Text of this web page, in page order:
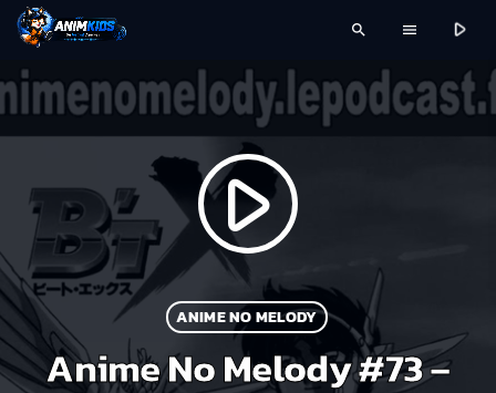
search menu play_arrow
play_arrow
ANIME NO MELODY
Anime No Melody #73 –